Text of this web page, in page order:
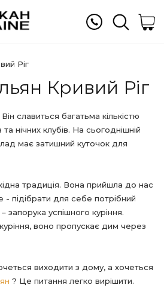
Ріг
Кривий Ріг
славиться багатьма кількістю
нічних клубів. На сьогоднішній
має затишний куточок для
традиція. Вона прийшла до нас
підібрати для себе потрібний
успішного куріння.
воно пропускає дим через
виходити з дому, а хочеться
? Це питання легко вирішити.